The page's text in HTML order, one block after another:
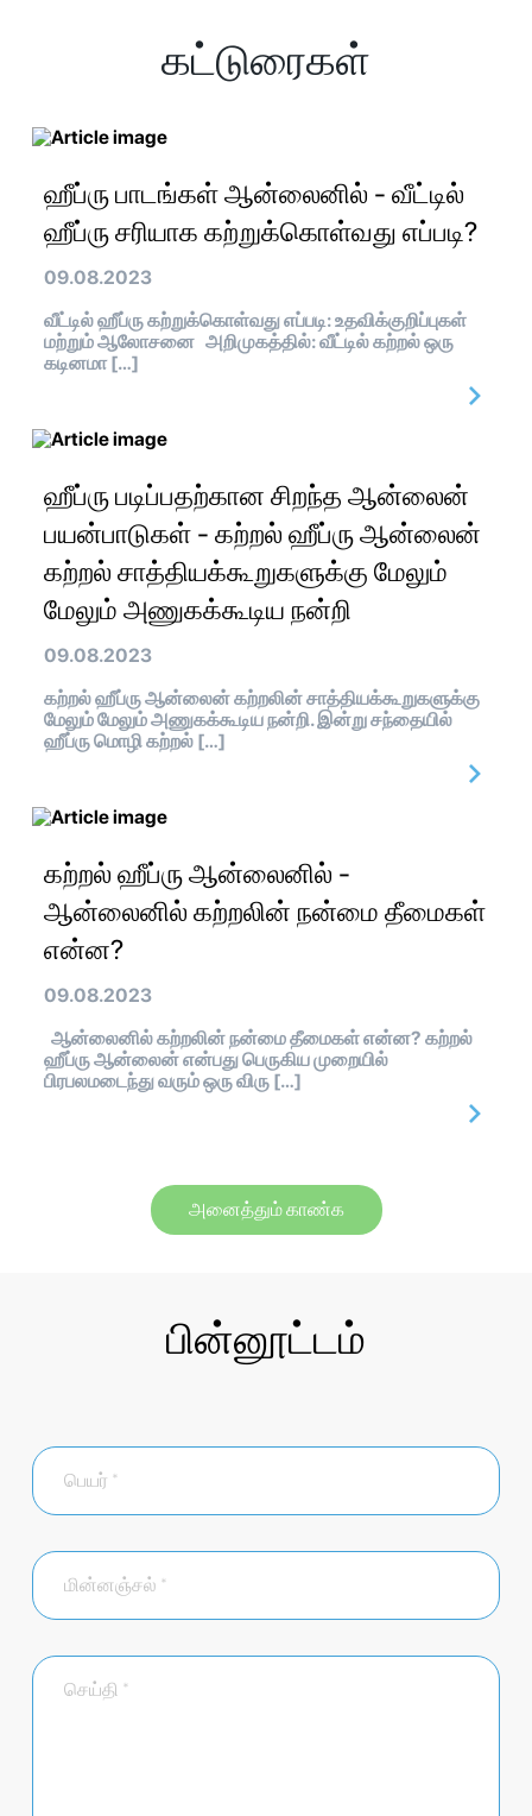
கட்டுரைகள்
ஹீப்ரு பாடங்கள் ஆன்லைனில் - வீட்டில்
ஹீப்ரு சரியாக கற்றுக்கொள்வது எப்படி?
09.08.2023
வீட்டில் ஹீப்ரு கற்றுக்கொள்வது எப்படி: உதவிக்குறிப்புகள்
மற்றும் ஆலோசனை அறிமுகத்தில்: வீட்டில் கற்றல் ஒரு
கடினமா […]
ஹீப்ரு படிப்பதற்கான சிறந்த ஆன்லைன்
பயன்பாடுகள் - கற்றல் ஹீப்ரு ஆன்லைன்
கற்றல் சாத்தியக்கூறுகளுக்கு மேலும்
மேலும் அணுகக்கூடிய நன்றி
09.08.2023
கற்றல் ஹீப்ரு ஆன்லைன் கற்றலின் சாத்தியக்கூறுகளுக்கு
மேலும் மேலும் அணுகக்கூடிய நன்றி. இன்று சந்தையில்
ஹீப்ரு மொழி கற்றல் […]
கற்றல் ஹீப்ரு ஆன்லைனில் -
ஆன்லைனில் கற்றலின் நன்மை தீமைகள்
என்ன?
09.08.2023
ஆன்லைனில் கற்றலின் நன்மை தீமைகள் என்ன? கற்றல்
ஹீப்ரு ஆன்லைன் என்பது பெருகிய முறையில்
பிரபலமடைந்து வரும் ஒரு விரு […]
அனைத்தும் காண்க
பின்னூட்டம்